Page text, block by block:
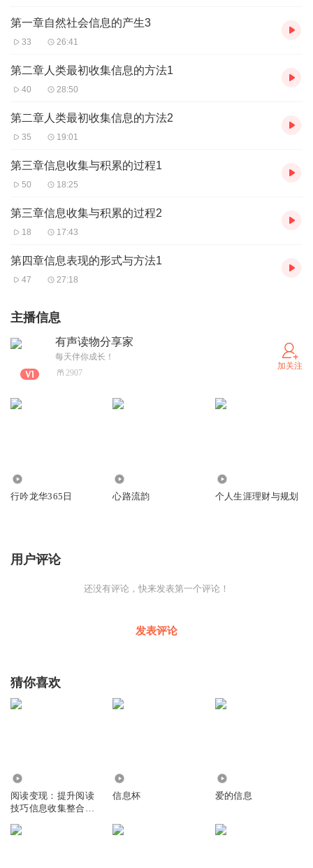
第一章自然社会信息的产生3
33 26:41
第二章人类最初收集信息的方法1
40 28:50
第二章人类最初收集信息的方法2
35 19:01
第三章信息收集与积累的过程1
50 18:25
第三章信息收集与积累的过程2
18 17:43
第四章信息表现的形式与方法1
47 27:18
主播信息
有声读物分享家
每天伴你成长！
2907
加关注
行吟龙华365日 心路流韵 个人生涯理财与规划
用户评论
还没有评论，快来发表第一个评论！
发表评论
猜你喜欢
阅读变现：提升阅读
技巧信息收集整合能
信息杯 爱的信息